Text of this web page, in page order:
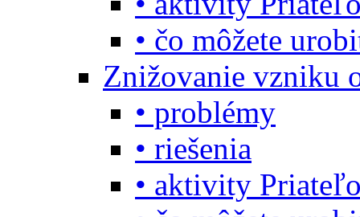
• čo môžete
Znižovanie vzniku
• problémy
• riešenia
• aktivity